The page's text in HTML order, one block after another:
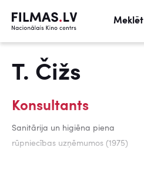
Meklēt
T. Čižs
Konsultants
Sanitārija un higiēna piena
rūpniecības uzņēmumos (1975)